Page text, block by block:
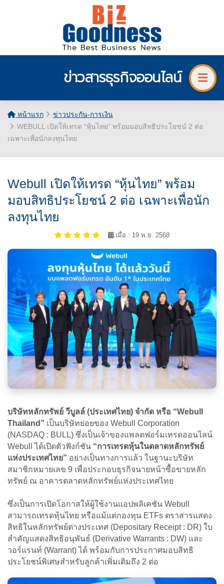
ข่าวสารธุรกิจออนไลน์
หน้าแรก
ข่าวประกัน-การเงิน
WEBULL เปิดให้เทรด “หุ้นไทย” พร้อมมอบสิทธิประโยชน์ 2 ต่อ
เฉพาะเพื่อนักลงทุนไทย
Webull เปิดให้เทรด “หุ้นไทย” พร้อม
มอบสิทธิประโยชน์ 2 ต่อ เฉพาะเพื่อนัก
ลงทุนไทย
เมื่อ : 19 พ.ย. 2568
บริษัทหลักทรัพย์ วีบูลล์ (ประเทศไทย) จำกัด หรือ “Webull
Thailand” เป็นบริษัทย่อยของ Webull Corporation
(NASDAQ : BULL) ซึ่งเป็นเจ้าของแพลตฟอร์มเทรดออนไลน์
Webull ได้เปิดตัวฟังก์ชัน “การเทรดหุ้นในตลาดหลักทรัพย์
แห่งประเทศไทย” อย่างเป็นทางการแล้ว ในฐานะบริษัท
สมาชิกหมายเลข 9 เพื่อประกอบธุรกิจนายหน้าซื้อขายหลัก
ทรัพย์ ณ อาคารตลาดหลักทรัพย์แห่งประเทศไทย
ซึ่งเป็นการเปิดโอกาสให้ผู้ใช้งานแอปพลิเคชัน Webull
สามารถเทรดหุ้นไทย หรือแม้แต่กองทุน ETFs ตราสารแสดง
สิทธิในหลักทรัพย์ต่างประเทศ (Depositary Receipt : DR) ใบ
สำคัญแสดงสิทธิอนุพันธ์ (Derivative Warrants : DW) และ
วอร์แรนท์ (Warrant) ได้ พร้อมกับการประกาศมอบสิทธิ
ประโยชน์พิเศษสำหรับลูกค้าเพิ่มเติมถึง 2 ต่อ